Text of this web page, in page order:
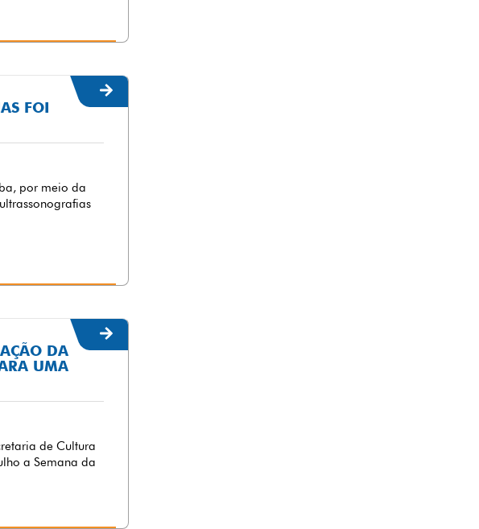
FOI
por meio da
DA
UMA
de Cultura
a Semana da